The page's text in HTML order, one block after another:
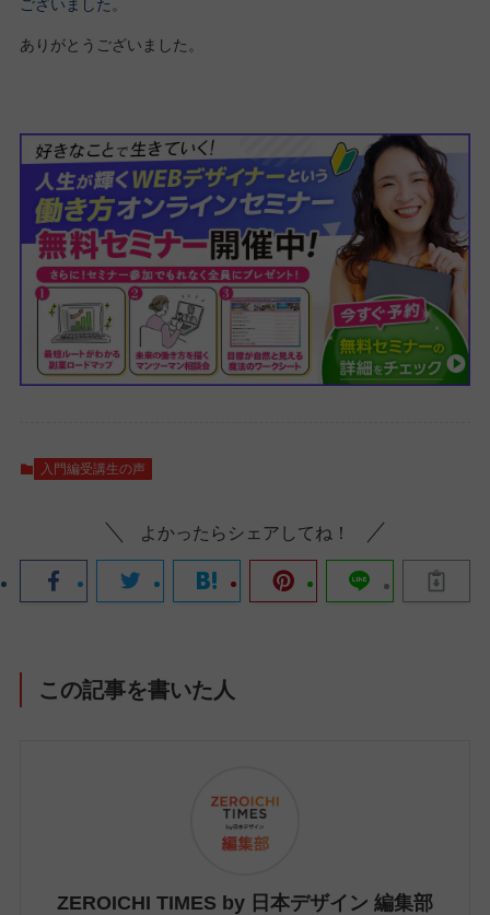
ございました。
ありがとうございました。
入門編受講生の声
よかったらシェアしてね！
この記事を書いた人
ZEROICHI TIMES by 日本デザイン 編集部